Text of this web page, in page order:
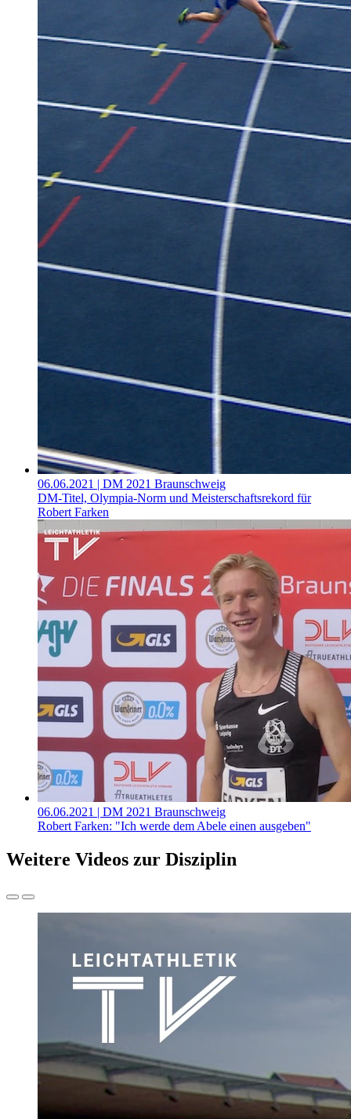
06.06.2021 | DM 2021 Braunschweig
DM-Titel, Olympia-Norm und Meisterschaftsrekord für
Robert Farken
06.06.2021 | DM 2021 Braunschweig
Robert Farken: "Ich werde dem Abele einen ausgeben"
Weitere Videos zur Disziplin